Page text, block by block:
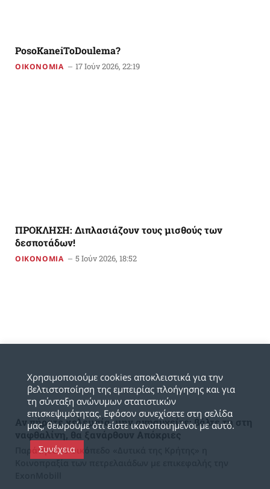
PosoKaneiToDoulema?
ΟΙΚΟΝΟΜΙΑ 17 Ιούν 2026, 22:19
ΠΡΟΚΛΗΣΗ: Διπλασιάζουν τους μισθούς των
δεσποτάδων!
ΟΙΚΟΝΟΜΙΑ 5 Ιούν 2026, 18:52
Αν πήρατε κελεμπία, μην ανησυχείτε: βάλτε τη στη
ναφθαλίνη, θα ξανάρθουν Απόκριες
Παράτησε το οικόπεδο «Δυτικά της Κρήτης» η
Κοινοπραξία των πετρελαιάδων με επικεφαλής την
Χρησιμοποιούμε cookies αποκλειστικά για την
βελτιστοποίηση της εμπειρίας πλοήγησης και για
τη σύνταξη ανώνυμων στατιστικών
επισκεψιμότητας. Εφόσον συνεχίσετε στη σελίδα
μας, θεωρούμε ότι είστε ικανοποιημένοι με αυτό.
Συνέχεια